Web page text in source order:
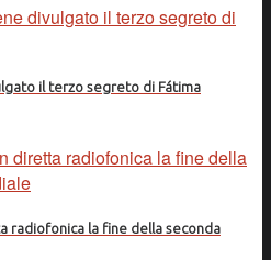
il terzo segreto di Fátima
radiofonica la fine della seconda